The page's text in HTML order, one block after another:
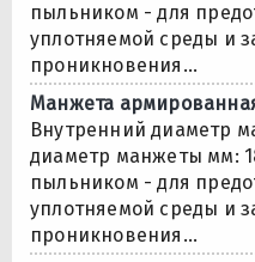
пыльником - для
уплотняемой среды и
проникновения...
Манжета армированная
Внутренний диаметр
диаметр манжеты мм:
пыльником - для
уплотняемой среды и
проникновения...